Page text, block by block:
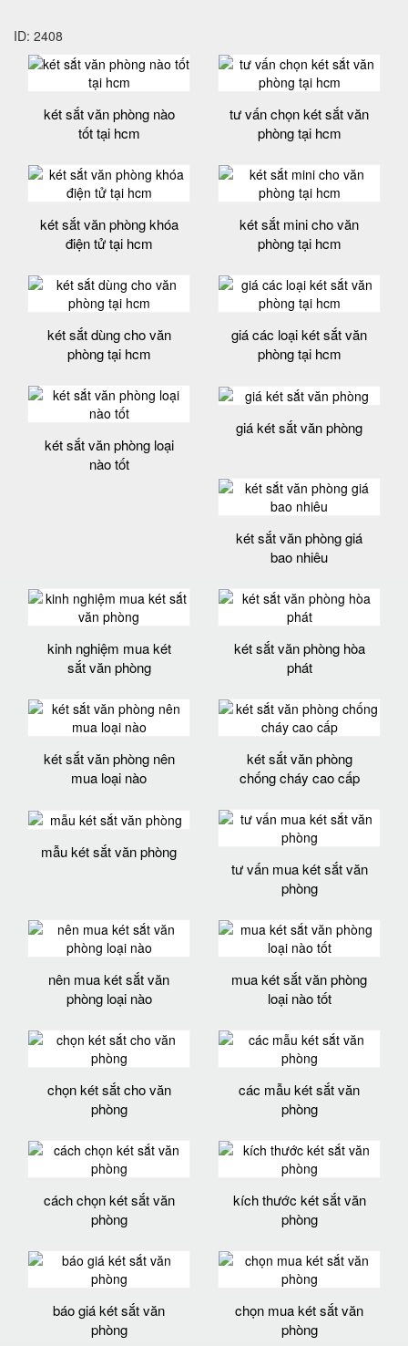
ID: 2408
két sắt văn phòng nào
tốt tại hcm
tư vấn chọn két sắt văn
phòng tại hcm
két sắt văn phòng khóa
điện tử tại hcm
két sắt mini cho văn
phòng tại hcm
két sắt dùng cho văn
phòng tại hcm
giá các loại két sắt văn
phòng tại hcm
két sắt văn phòng loại
nào tốt
giá két sắt văn phòng
két sắt văn phòng giá
bao nhiêu
kinh nghiệm mua két
sắt văn phòng
két sắt văn phòng hòa
phát
két sắt văn phòng nên
mua loại nào
két sắt văn phòng
chống cháy cao cấp
mẫu két sắt văn phòng
tư vấn mua két sắt văn
phòng
nên mua két sắt văn
phòng loại nào
mua két sắt văn phòng
loại nào tốt
chọn két sắt cho văn
phòng
các mẫu két sắt văn
phòng
cách chọn két sắt văn
phòng
kích thước két sắt văn
phòng
báo giá két sắt văn
phòng
chọn mua két sắt văn
phòng